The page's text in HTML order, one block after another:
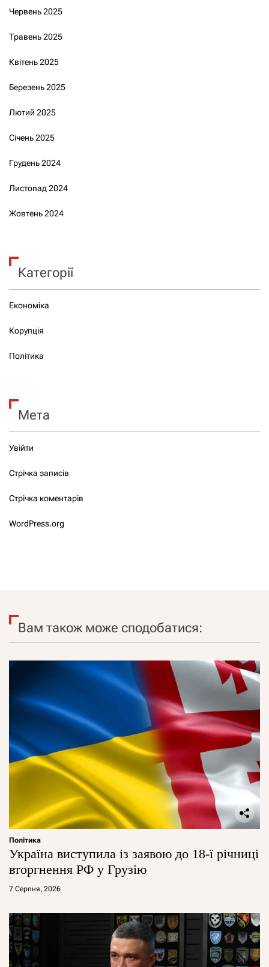
Червень 2025
Травень 2025
Квітень 2025
Березень 2025
Лютий 2025
Січень 2025
Грудень 2024
Листопад 2024
Жовтень 2024
Категорії
Економіка
Корупція
Політика
Мета
Увійти
Стрічка записів
Стрічка коментарів
WordPress.org
Вам також може сподобатися:
Політика
Україна виступила із заявою до 18-ї річниці
вторгнення РФ у Грузію
7 Серпня, 2026